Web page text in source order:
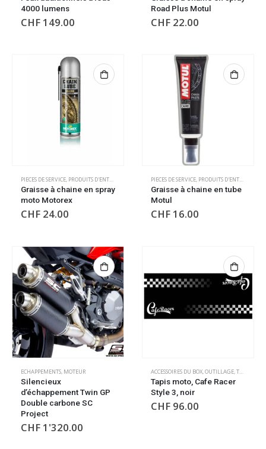
4000 lumens
CHF 149.00
Road Plus Motul
CHF 22.00
PIECES DE SERVICE, PRODUITS D'ENTRETIEN
Graisse à chaine en spray
moto Motorex
CHF 24.00
PIECES DE SERVICE, PRODUITS D'ENTRETIEN
Graisse à chaine en tube
Motul
CHF 16.00
ECHAPPEMENTS, MOTEUR
Silencieux
d’échappement Twin GP
Double carbone SC
Project
CHF 1'320.00
ACCESSOIRES DU BOX,OUTILLAGE,TAPIS DE SOL
Tapis moto, Cafe Racer
Style 3, noir
CHF 96.00